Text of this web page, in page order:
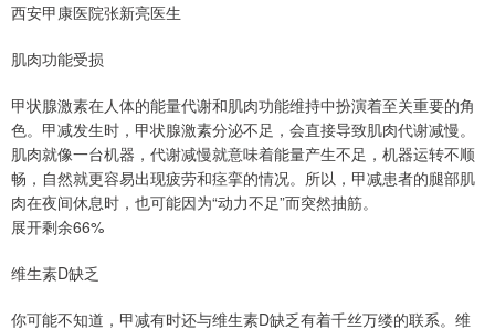
西安甲康医院张新亮医生
肌肉功能受损
甲状腺激素在人体的能量代谢和肌肉功能维持中扮演着至关重要的角
色。甲减发生时，甲状腺激素分泌不足，会直接导致肌肉代谢减慢。
肌肉就像一台机器，代谢减慢就意味着能量产生不足，机器运转不顺
畅，自然就更容易出现疲劳和痉挛的情况。所以，甲减患者的腿部肌
肉在夜间休息时，也可能因为“动力不足”而突然抽筋。
展开剩余66%
维生素D缺乏
你可能不知道，甲减有时还与维生素D缺乏有着千丝万缕的联系。维